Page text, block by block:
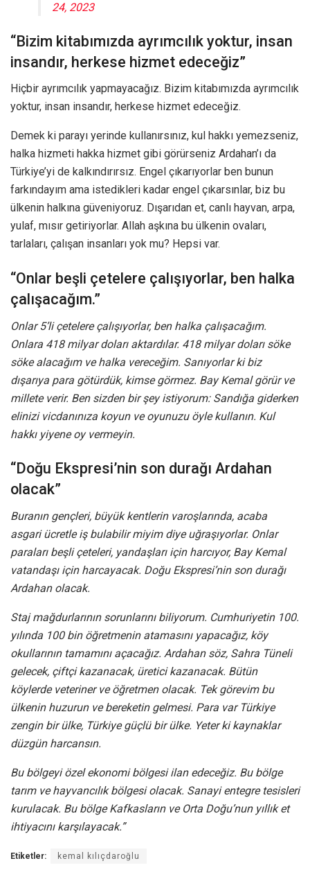
24, 2023
“Bizim kitabımızda ayrımcılık yoktur, insan
insandır, herkese hizmet edeceğiz”
Hiçbir ayrımcılık yapmayacağız. Bizim kitabımızda ayrımcılık
yoktur, insan insandır, herkese hizmet edeceğiz.
Demek ki parayı yerinde kullanırsınız, kul hakkı yemezseniz,
halka hizmeti hakka hizmet gibi görürseniz Ardahan’ı da
Türkiye’yi de kalkındırırsız. Engel çıkarıyorlar ben bunun
farkındayım ama istedikleri kadar engel çıkarsınlar, biz bu
ülkenin halkına güveniyoruz. Dışarıdan et, canlı hayvan, arpa,
yulaf, mısır getiriyorlar. Allah aşkına bu ülkenin ovaları,
tarlaları, çalışan insanları yok mu? Hepsi var.
“Onlar beşli çetelere çalışıyorlar, ben halka
çalışacağım.”
Onlar 5’li çetelere çalışıyorlar, ben halka çalışacağım.
Onlara 418 milyar doları aktardılar. 418 milyar doları söke
söke alacağım ve halka vereceğim. Sanıyorlar ki biz
dışarıya para götürdük, kimse görmez. Bay Kemal görür ve
millete verir. Ben sizden bir şey istiyorum: Sandığa giderken
elinizi vicdanınıza koyun ve oyunuzu öyle kullanın. Kul
hakkı yiyene oy vermeyin.
“Doğu Ekspresi’nin son durağı Ardahan
olacak”
Buranın gençleri, büyük kentlerin varoşlarında, acaba
asgari ücretle iş bulabilir miyim diye uğraşıyorlar. Onlar
paraları beşli çeteleri, yandaşları için harcıyor, Bay Kemal
vatandaşı için harcayacak. Doğu Ekspresi’nin son durağı
Ardahan olacak.
Staj mağdurlarının sorunlarını biliyorum. Cumhuriyetin 100.
yılında 100 bin öğretmenin atamasını yapacağız, köy
okullarının tamamını açacağız. Ardahan söz, Sahra Tüneli
gelecek, çiftçi kazanacak, üretici kazanacak. Bütün
köylerde veteriner ve öğretmen olacak. Tek görevim bu
ülkenin huzurun ve bereketin gelmesi. Para var Türkiye
zengin bir ülke, Türkiye güçlü bir ülke. Yeter ki kaynaklar
düzgün harcansın.
Bu bölgeyi özel ekonomi bölgesi ilan edeceğiz. Bu bölge
tarım ve hayvancılık bölgesi olacak. Sanayi entegre tesisleri
kurulacak. Bu bölge Kafkasların ve Orta Doğu’nun yıllık et
ihtiyacını karşılayacak.”
Etiketler: kemal kılıçdaroğlu